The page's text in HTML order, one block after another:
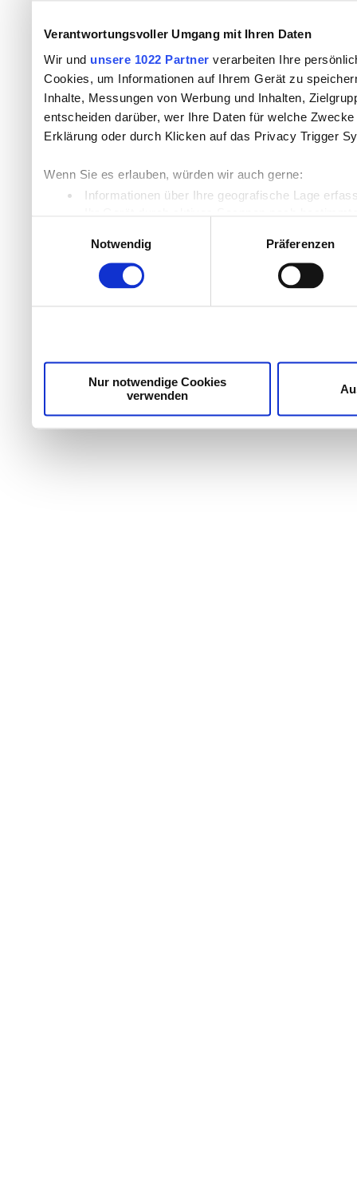
Verantwortungsvoller Umgang mit Ihren Daten
Wir und unsere 1022 Partner verarbeiten Ihre
Cookies, um Informationen auf Ihrem Gerät zu
Inhalte, Messungen von Werbung und Inhalten,
entscheiden darüber, wer Ihre Daten für welche
Erklärung oder durch Klicken auf das Privacy Trigger
Wenn Sie es erlauben, würden wir auch gerne:
Informationen über Ihre geografische Lage
Ihr Gerät durch aktives Scannen nach
Wir verwenden Cookies, um Inhalte und Anzeigen zu
die Zugriffe auf unsere Website zu analysieren.
Dienste gesammelt haben.
Notwendig
Präferenzen
Nur notwendige Cookies
verwenden